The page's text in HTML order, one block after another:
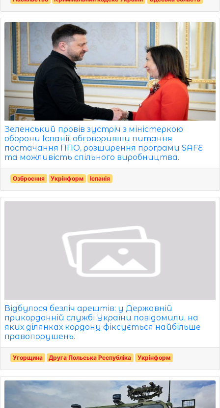
Зеленський провів зустріч з міністеркою
оборони Іспанії, обговоривши питання
постачання ППО, розширення програми SAFE
та можливість спільного виробництва.
Озброєння Укрінформ Іспанія
Відбулося безліч арештів: у Державній
прикордонній службі України повідомили, на
яких ділянках кордону фіксується найбільше
правопорушень.
Угорщина Друга Польська Республіка Укрінформ